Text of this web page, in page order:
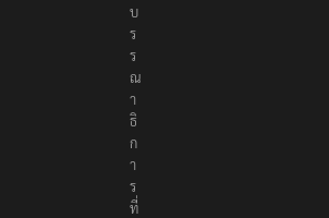
ง
บ
ร
ร
ณ
า
ธิ
ก
า
ร